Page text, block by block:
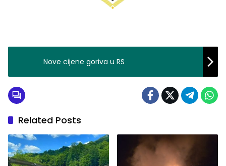
Nove cijene goriva u RS
Related Posts